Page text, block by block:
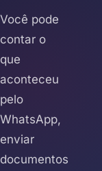
Você pode
contar o
que
aconteceu
pelo
WhatsApp,
enviar
documentos